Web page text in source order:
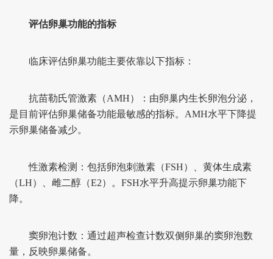
评估卵巢功能的指标
临床评估卵巢功能主要依靠以下指标：
抗苗勒氏管激素（AMH）：由卵巢内生长卵泡分泌，
是目前评估卵巢储备功能最敏感的指标。AMH水平下降提
示卵巢储备减少。
性激素检测：包括卵泡刺激素（FSH）、黄体生成素
（LH）、雌二醇（E2）。FSH水平升高提示卵巢功能下
降。
窦卵泡计数：通过超声检查计数双侧卵巢的窦卵泡数
量，反映卵巢储备。